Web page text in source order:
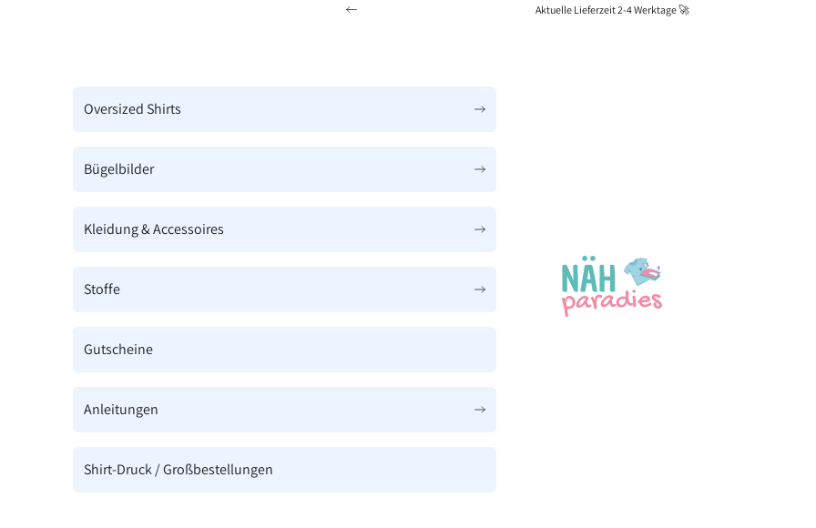
Zurück Aktuelle Lieferzeit 2-4 Werktage 🚀
Näh-Paradies
Oversized Shirts
Bügelbilder
Kleidung & Accessoires
Stoffe
Gutscheine
Anleitungen
Shirt-Druck / Großbestellungen